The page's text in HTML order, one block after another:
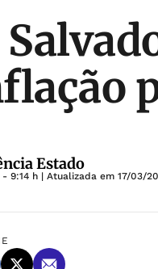
Estado
- 9:14 h | Atualizada em 17/03/